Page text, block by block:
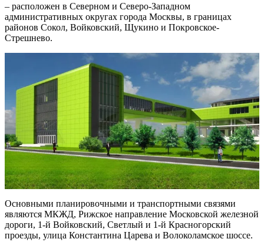
– расположен в Северном и Северо-Западном
административных округах города Москвы, в границах
районов Сокол, Войковский, Щукино и Покровское-
Стрешнево.
Основными планировочными и транспортными связями
являются МКЖД, Рижское направление Московской железной
дороги, 1-й Войковский, Светлый и 1-й Красногорский
проезды, улица Константина Царева и Волоколамское шоссе.